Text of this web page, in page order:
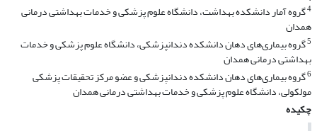
4گروه آمار دانشکده بهداشت، دانشگاه علوم پزشکی و خدمات بهداشتی درمانی
همدان
5گروه بیماری‌های دهان دانشکده دندانپزشکی، دانشگاه علوم پزشکی و خدمات
بهداشتی درمانی همدان
6گروه بیماری‌های دهان دانشکده دندانپزشکی و عضو مرکز تحقیقات پزشکی
مولکولی، دانشگاه علوم پزشکی و خدمات بهداشتی درمانی همدان
چکیده